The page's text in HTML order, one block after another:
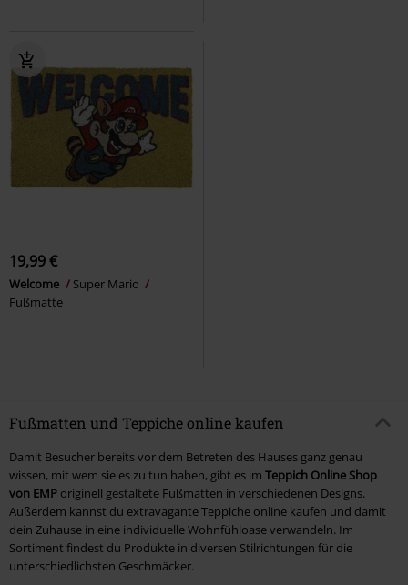
19,99 €
Welcome
Super Mario
Fußmatte
Fußmatten und Teppiche online kaufen
Damit Besucher bereits vor dem Betreten des Hauses ganz genau
wissen, mit wem sie es zu tun haben, gibt es im Teppich Online Shop
von EMP originell gestaltete Fußmatten in verschiedenen Designs.
Außerdem kannst du extravagante Teppiche online kaufen und damit
dein Zuhause in eine individuelle Wohnfühloase verwandeln. Im
Sortiment findest du Produkte in diversen Stilrichtungen für die
unterschiedlichsten Geschmäcker.